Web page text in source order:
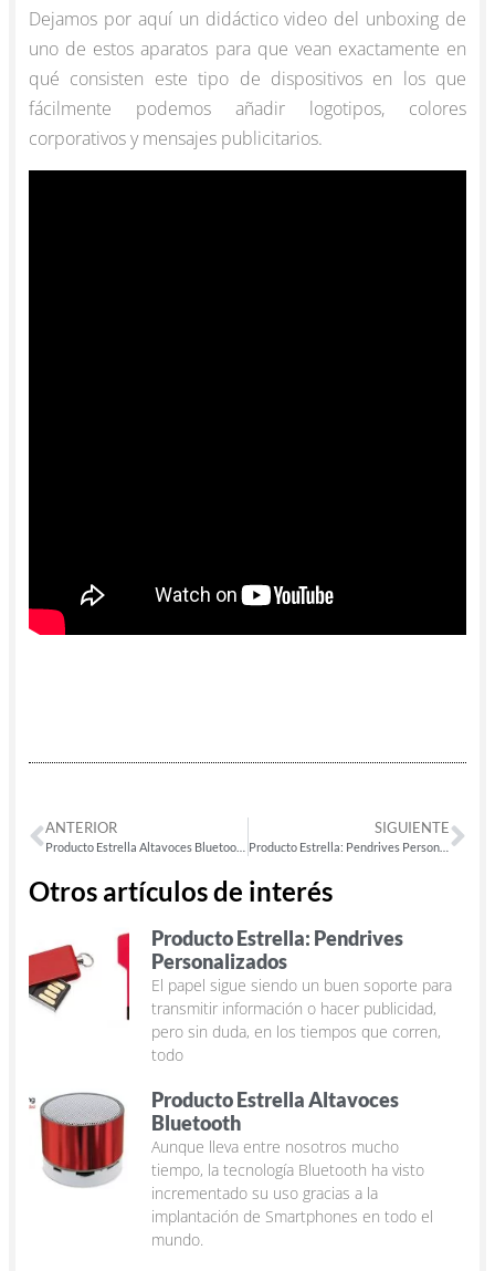
Dejamos por aquí un didáctico video del unboxing de
uno de estos aparatos para que vean exactamente en
qué consisten este tipo de dispositivos en los que
fácilmente podemos añadir logotipos, colores
corporativos y mensajes publicitarios.
ANTERIOR SIGUIENTE
Producto Estrella: Pendrives Personalizados
Otros artículos de interés
Producto Estrella: Pendrives
Personalizados
El papel sigue siendo un buen soporte para
transmitir información o hacer publicidad,
pero sin duda, en los tiempos que corren,
todo
Producto Estrella Altavoces
Bluetooth
Aunque lleva entre nosotros mucho
tiempo, la tecnología Bluetooth ha visto
incrementado su uso gracias a la
implantación de Smartphones en todo el
mundo.